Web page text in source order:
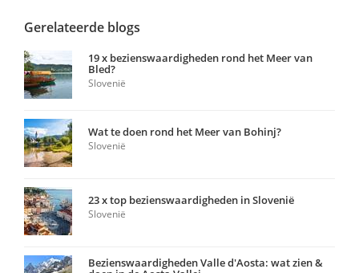
Gerelateerde blogs
19 x bezienswaardigheden rond het Meer van
Bled?
Slovenië
Wat te doen rond het Meer van Bohinj?
Slovenië
23 x top bezienswaardigheden in Slovenië
Slovenië
Bezienswaardigheden Valle d'Aosta: wat zien &